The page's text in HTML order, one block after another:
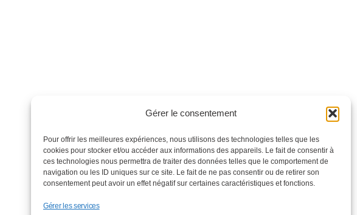
Gérer le consentement
Pour offrir les meilleures expériences, nous utilisons des technologies telles que les
cookies pour stocker et/ou accéder aux informations des appareils. Le fait de consentir à
ces technologies nous permettra de traiter des données telles que le comportement de
navigation ou les ID uniques sur ce site. Le fait de ne pas consentir ou de retirer son
consentement peut avoir un effet négatif sur certaines caractéristiques et fonctions.
Gérer les services